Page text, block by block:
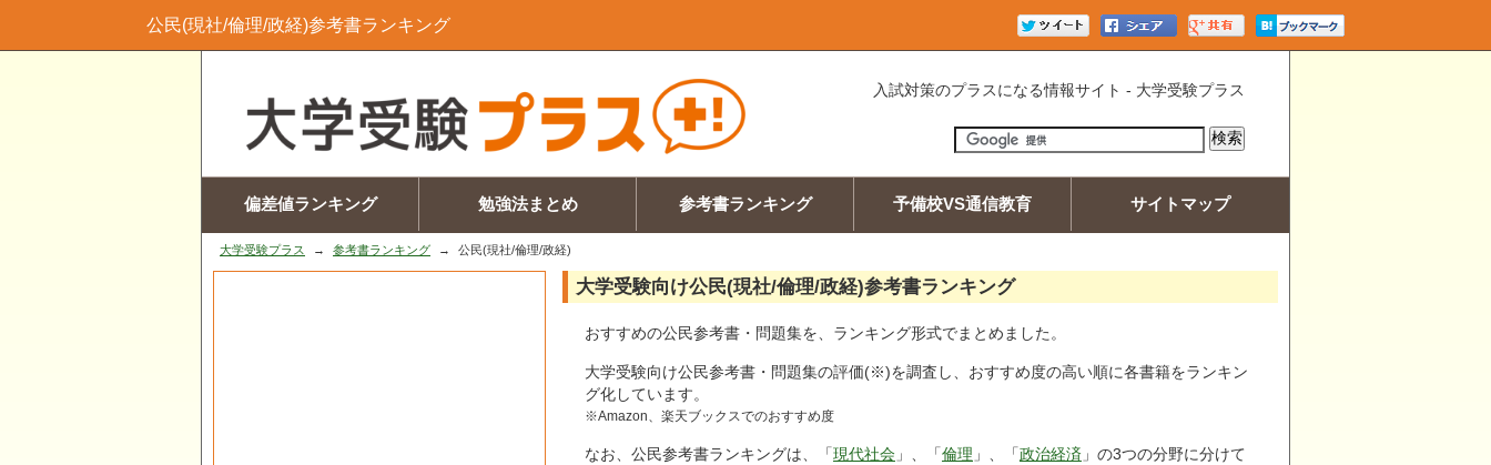
公民(現社/倫理/政経)参考書ランキング
入試対策のプラスになる情報サイト - 大学受験プラス
大学受験プラス 参考書ランキング 公民(現社/倫理/政経)
大学受験向け公民(現社/倫理/政経)参考書ランキング
おすすめの公民参考書・問題集を、ランキング形式でまとめました。
大学受験向け公民参考書・問題集の評価(※)を調査し、おすすめ度の高い順に各書籍をランキン
グ化しています。
※Amazon、楽天ブックスでのおすすめ度
なお、公民参考書ランキングは、「現代社会 」、「倫理 」、「政治経済 」の3つの分野に分けて
偏差値ランキング 勉強法まとめ 参考書ランキング 予備校VS通信教育 サイトマップ